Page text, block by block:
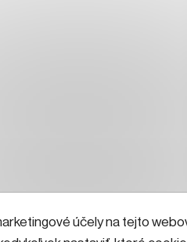
účely na tejto